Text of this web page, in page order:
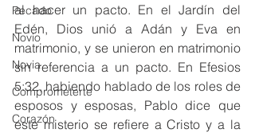
Pecado
Novio
Novia
Comprometerte
Corazón
al hacer un pacto. En el Jardín del
Edén, Dios unió a Adán y Eva en
matrimonio, y se unieron en matrimonio
sin referencia a un pacto. En Efesios
5:32, habiendo hablado de los roles de
esposos y esposas, Pablo dice que
este misterio se refiere a Cristo y a la